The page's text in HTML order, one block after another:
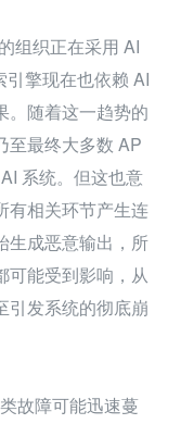
组织正在采用 AI
擎现在也依赖 AI
。随着这一趋势的
至最终大多数 AP
系统。但这也意
有相关环节产生连
生成恶意输出，所
可能受到影响，从
引发系统的彻底崩
故障可能迅速蔓